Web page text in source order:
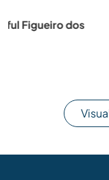
Experience